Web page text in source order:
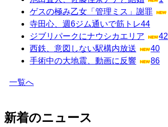
ゲスの極み乙女「管理ミス」謝罪
寺田心、週6ジム通いで筋トレ44
ジブリパークにナウシカエリア
42
西鉄、意図しない駅構内放送
40
手術中の大地震、動画に反響
86
一覧へ
新着のニュース